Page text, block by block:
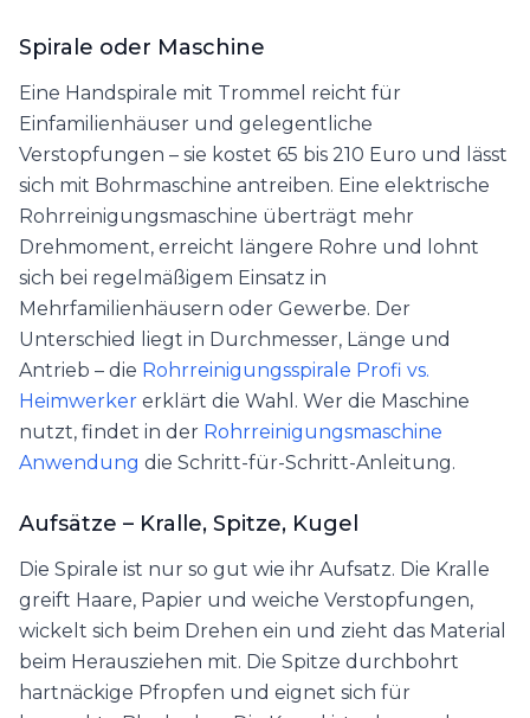
Spirale oder Maschine
Eine Handspirale mit Trommel reicht für
Einfamilienhäuser und gelegentliche
Verstopfungen – sie kostet 65 bis 210 Euro und lässt
sich mit Bohrmaschine antreiben. Eine elektrische
Rohrreinigungsmaschine überträgt mehr
Drehmoment, erreicht längere Rohre und lohnt
sich bei regelmäßigem Einsatz in
Mehrfamilienhäusern oder Gewerbe. Der
Unterschied liegt in Durchmesser, Länge und
Antrieb – die Rohrreinigungsspirale Profi vs.
Heimwerker erklärt die Wahl. Wer die Maschine
nutzt, findet in der Rohrreinigungsmaschine
Anwendung die Schritt-für-Schritt-Anleitung.
Aufsätze – Kralle, Spitze, Kugel
Die Spirale ist nur so gut wie ihr Aufsatz. Die Kralle
greift Haare, Papier und weiche Verstopfungen,
wickelt sich beim Drehen ein und zieht das Material
beim Herausziehen mit. Die Spitze durchbohrt
hartnäckige Pfropfen und eignet sich für